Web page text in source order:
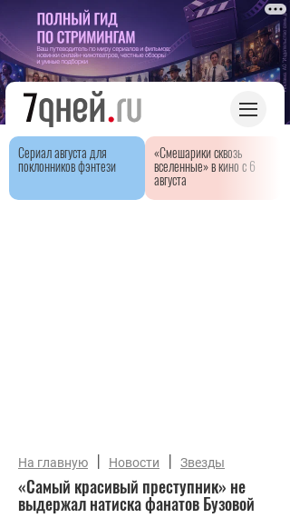
Сериал августа для
поклонников фэнтези
«Смешарики сквозь
вселенные» в кино с 6
августа
На главную | Новости | Звезды
«Самый красивый преступник» не
выдержал натиска фанатов Бузовой